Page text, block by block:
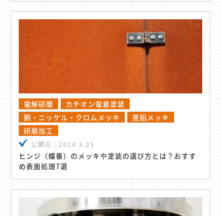
電解研磨
カチオン電着塗装
銅・ニッケル・クロムメッキ
亜鉛メッキ
研磨加工
公開日：2024.3.25
ヒンジ（蝶番）のメッキや塗装の選び方とは？おすす
め表面処理7選